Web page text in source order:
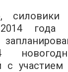
силовики
года
с